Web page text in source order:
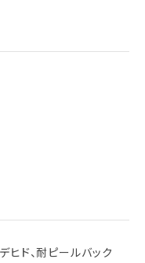
ヒド、耐ピールバック